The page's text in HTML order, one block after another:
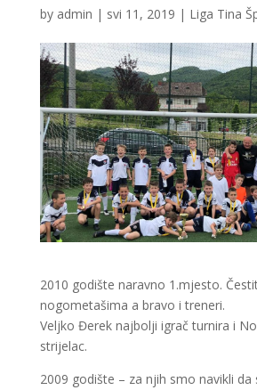
by admin | svi 11, 2019 | Liga Tina
2010 godište naravno 1.mjesto.
nogometašima a bravo i treneri.
Veljko Đerek najbolji igrač turnira i
strijelac.
2009 godište – za njih smo navikli da